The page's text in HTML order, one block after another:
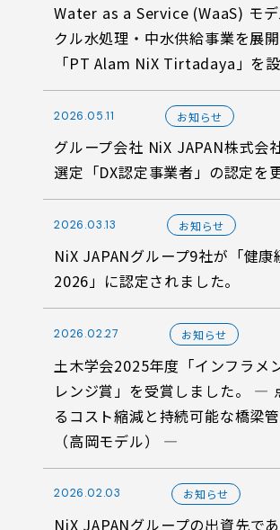
Water as a Service (WaaS) モ
クル水処理・中水供給事業を展
「PT Alam NiX Tirtadaya」を設
2026.05.11 お知らせ
グループ会社 NiX JAPAN株式会
選定「DX認定事業者」の認定を
2026.03.13 お知らせ
NiX JAPANグループ9社が「健康
2026」に認定されました。
2026.02.27 お知らせ
土木学会2025年度「インフラメ
レンジ賞」を受賞しました。 ―
るコスト縮減と持続可能な橋梁
（高岡モデル） ―
2026.02.03 お知らせ
NiX JAPANグループの出資先で